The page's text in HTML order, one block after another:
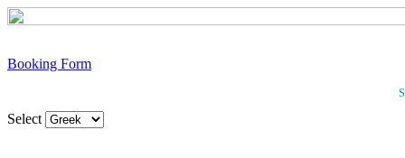
Booking Form
Select